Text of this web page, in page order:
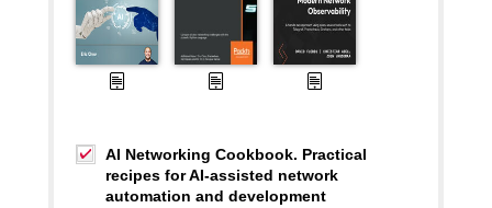
AI Networking Cookbook. Practical
recipes for AI-assisted network
automation and development